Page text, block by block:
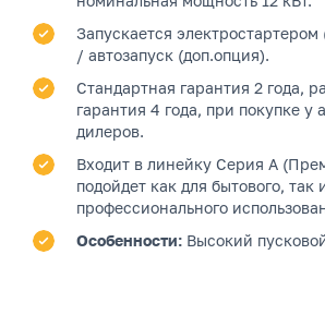
Запускается
/ автозапуск (доп.опция).
Стандартная гарантия 2 года,
гарантия 4 года, при покупке у
дилеров.
Входит в линейку Серия A
подойдет как для бытового, так
профессионального
Особенности: Высокий